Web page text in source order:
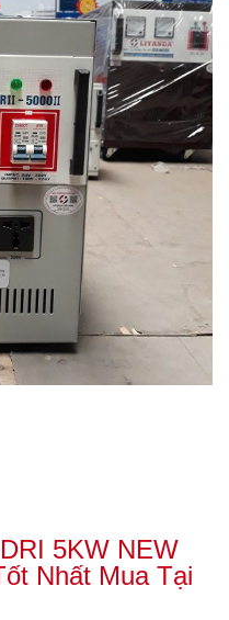
5KW NEW
Nhất Mua Tại